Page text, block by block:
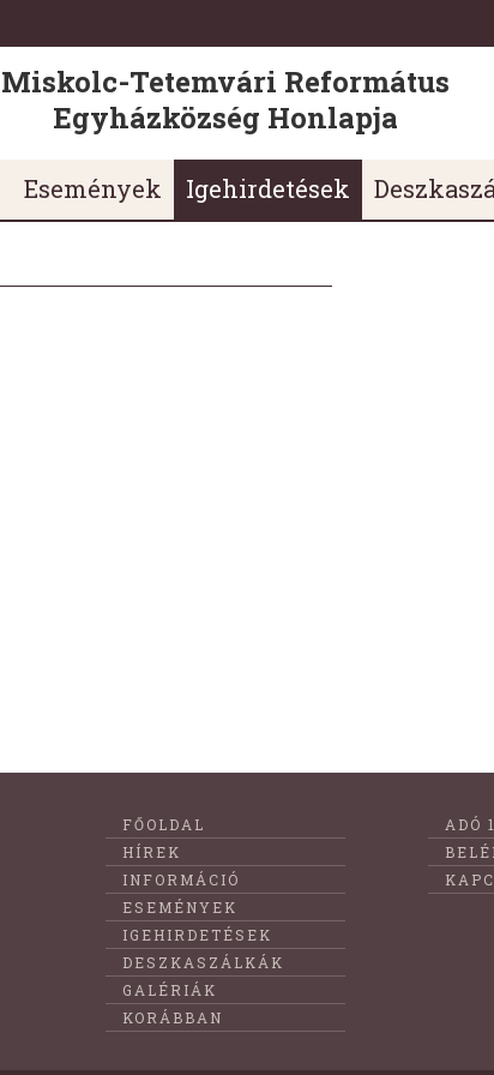
Miskolc-Tetemvári Református
Egyházközség Honlapja
Események Igehirdetések
Lábléc
menüje
FŐOLDAL
HÍREK
INFORMÁCIÓ
ESEMÉNYEK
IGEHIRDETÉSEK
DESZKASZÁLKÁK
GALÉRIÁK
KORÁBBAN
ADÓ